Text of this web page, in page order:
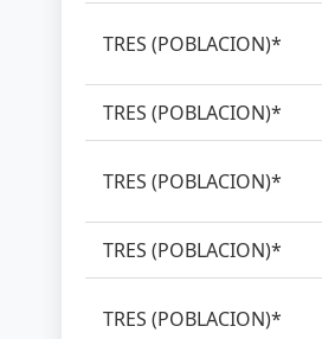
TRES (POBLACION)*
TRES (POBLACION)*
TRES (POBLACION)*
TRES (POBLACION)*
TRES (POBLACION)*